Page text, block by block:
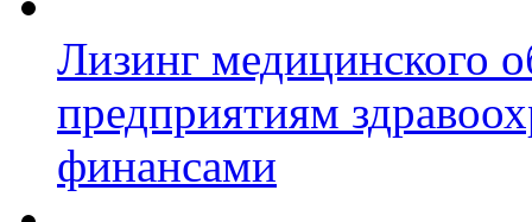
Лизинг медицинского
предприятиям
финансами